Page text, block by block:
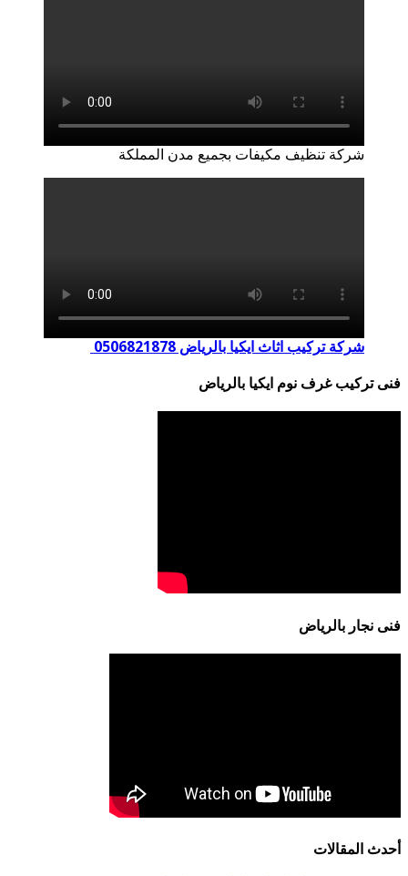
شركة تنظيف مكيفات بجميع مدن المملكة
شركة تركيب اثاث ايكيا بالرياض 0506821878
فنى تركيب غرف نوم ايكيا بالرياض
فنى نجار بالرياض
أحدث المقالات